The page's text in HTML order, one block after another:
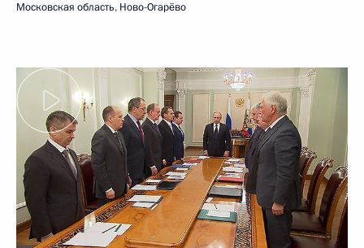
Московская область, Ново-Огарёво